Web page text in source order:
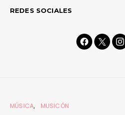
REDES SOCIALES
MÚSICA MUSICÓN